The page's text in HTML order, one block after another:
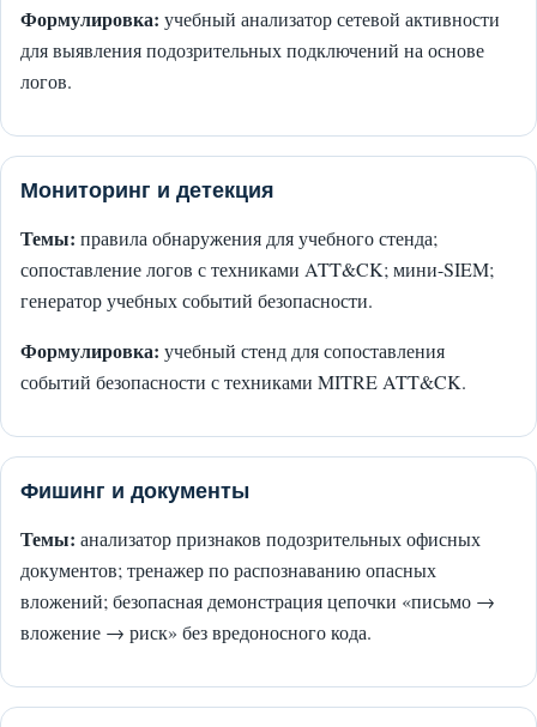
Формулировка: учебный анализатор сетевой активности
для выявления подозрительных подключений на основе
логов.
Мониторинг и детекция
Темы: правила обнаружения для учебного стенда;
сопоставление логов с техниками ATT&CK; мини-SIEM;
генератор учебных событий безопасности.
Формулировка: учебный стенд для сопоставления
событий безопасности с техниками MITRE ATT&CK.
Фишинг и документы
Темы: анализатор признаков подозрительных офисных
документов; тренажер по распознаванию опасных
вложений; безопасная демонстрация цепочки «письмо →
вложение → риск» без вредоносного кода.